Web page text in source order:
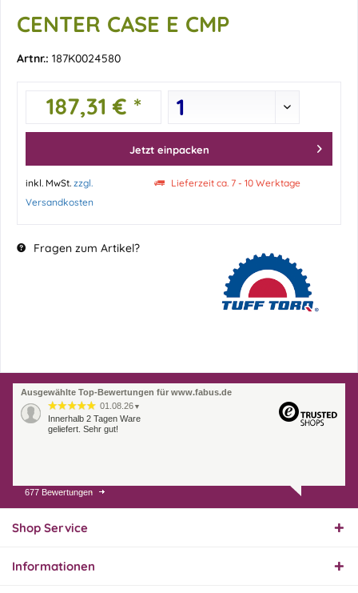
CENTER CASE E CMP
Artnr.: 187K0024580
187,31 € *
Jetzt einpacken
inkl. MwSt. zzgl.
Versandkosten
Lieferzeit ca. 7 - 10 Werktage
Fragen zum Artikel?
Ausgewählte Top-Bewertungen für www.fabus.de
01.08.26 ▼
Innerhalb 2 Tagen Ware
geliefert. Sehr gut!
31.07.26
Super schnelle Lieferung,
hervorragend. Gerne
677 Bewertungen
Shop Service
Informationen